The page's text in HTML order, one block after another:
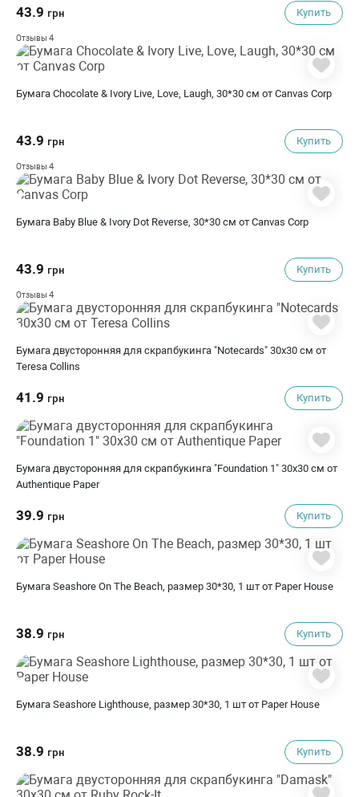
43.9 грн Купить
Отзывы 4
Бумага Chocolate & Ivory Live, Love, Laugh, 30*30 см от Canvas Corp
43.9 грн Купить
Отзывы 4
Бумага Baby Blue & Ivory Dot Reverse, 30*30 см от Canvas Corp
43.9 грн Купить
Отзывы 4
Бумага двусторонняя для скрапбукинга "Notecards" 30х30 см от
Teresa Collins
41.9 грн Купить
Бумага двусторонняя для скрапбукинга "Foundation 1" 30х30 см от
Authentique Paper
39.9 грн Купить
Бумага Seashore On The Beach, размер 30*30, 1 шт от Paper House
38.9 грн Купить
Бумага Seashore Lighthouse, размер 30*30, 1 шт от Paper House
38.9 грн Купить